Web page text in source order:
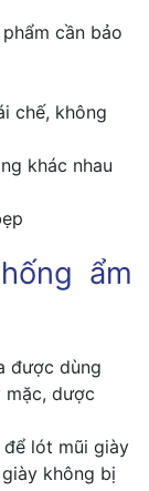
cần bảo
chế, không
khác nhau
ẩm
được dùng
mặc, dược
lót mũi giày
không bị